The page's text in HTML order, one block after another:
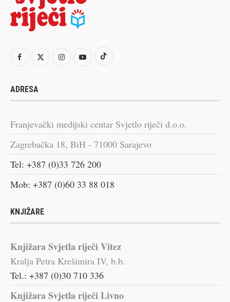
ADRESA
Franjevački medijski centar Svjetlo riječi d.o.o.
Zagrebačka 18, BiH - 71000 Sarajevo
Tel: +387 (0)33 726 200
Mob: +387 (0)60 33 88 018
KNJIŽARE
Knjižara Svjetla riječi Vitez
Kralja Petra Krešimira IV, b.b.
Tel.: +387 (0)30 710 336
Knjižara Svjetla riječi Livno